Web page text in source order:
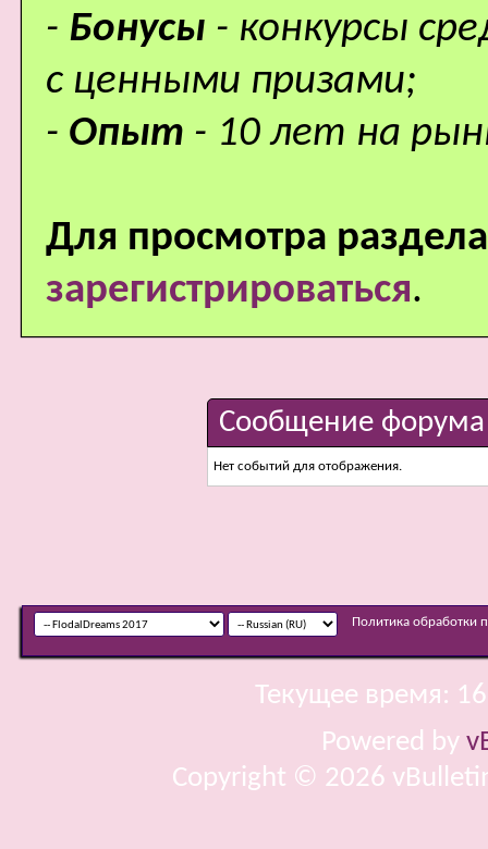
- Бонусы - конкурсы
с ценными призами;
- Опыт - 10 лет на
Для просмотра
зарегистрироваться.
Сообщение форума
Нет событий для отображения.
Политика обработки
Текущее время:
Powered by
Copyright © 2026